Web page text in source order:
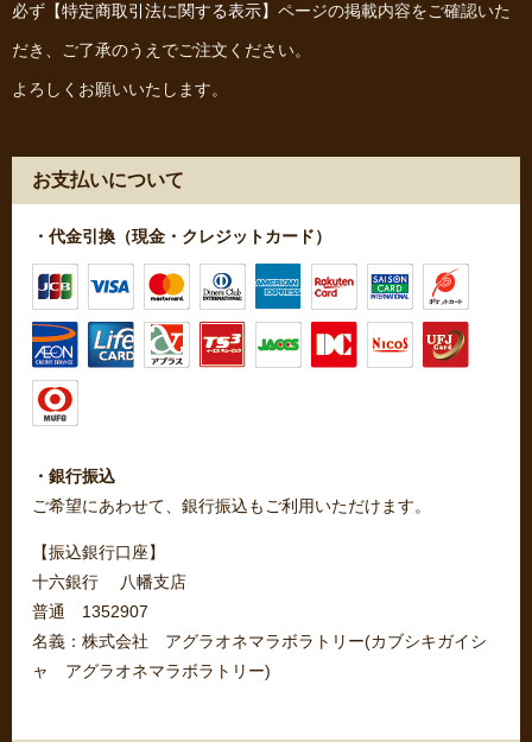
必ず 【特定商取引法に関する表示】 ページの掲載内容をご確認いた
だき、ご了承のうえでご注文ください。
よろしくお願いいたします。
お支払いについて
・代金引換（現金・クレジットカード）
・銀行振込
ご希望にあわせて、銀行振込もご利用いただけます。
【振込銀行口座】
十六銀行 八幡支店
普通 1352907
名義：株式会社 アグラオネマラボラトリー(カブシキガイシ
ャ アグラオネマラボラトリー)